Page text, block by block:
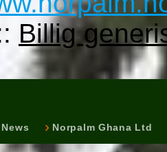
Billig
Norpalm Ghana Ltd